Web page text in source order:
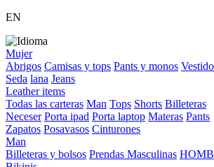
EN
Mujer
Abrigos Camisas y tops Pants y monos
Seda lana Jeans
Leather items
Todas las carteras Man Tops Shorts Billeteras
Neceser Porta ipad Porta laptop Materas Pants
Zapatos Posavasos Cinturones
Man
Billeteras y bolsos Prendas Masculinas